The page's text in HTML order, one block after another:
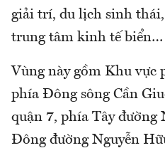
giải trí, du lịch sinh
trung tâm kinh tế biển…
Vùng này gồm Khu vực
phía Đông sông Cần
quận 7, phía Tây đường
Đông đường Nguyễn